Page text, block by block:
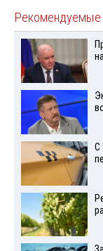
Рекомендуемые
С